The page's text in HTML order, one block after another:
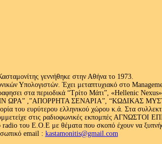
γεννήθηκε στην Αθήνα το 1973.
Υπολογιστών. Έχει μεταπτυχιακό στο
στα περιοδικά “Τρίτο Μάτι”, «Hellenic
,”ΑΠΟΡΡΗΤΑ ΣΕΝΑΡΙΑ”, “ΚΩΔΙΚΑΣ
του ευρύτερου ελληνικού χώρου κ.ά. Στα
στις ραδιοφωνικές εκπομπές
Ε.Ο.Ε με θέματα που σκοπό έχουν να
email : kastamonitis@gmail.com